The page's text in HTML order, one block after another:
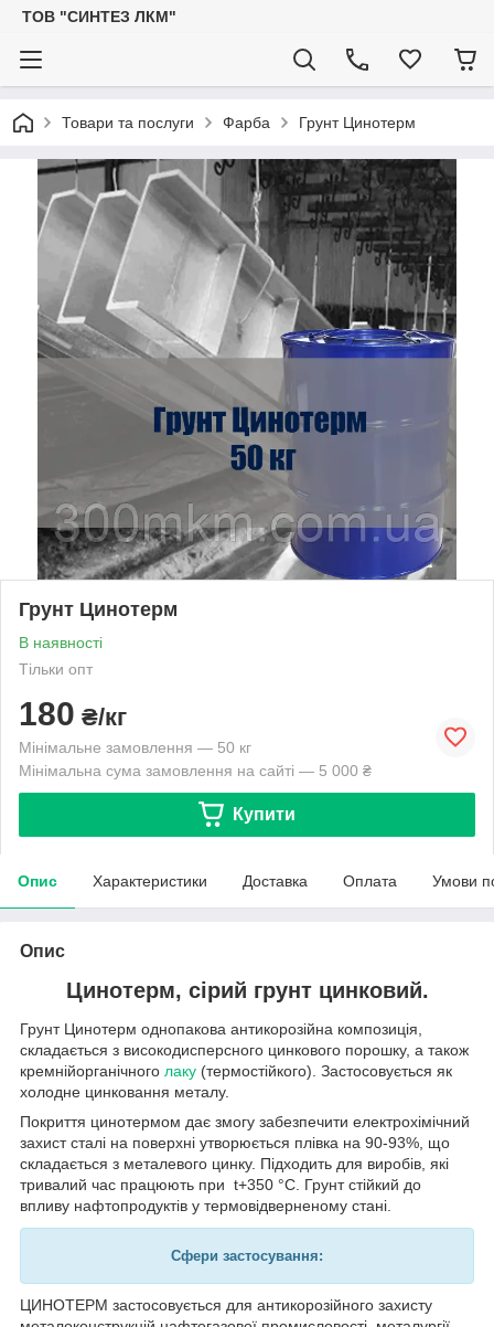
ТОВ "СИНТЕЗ ЛКМ"
Товари та послуги Фарба Грунт Цинотерм
Грунт Цинотерм
В наявності
Тільки опт
180 ₴/кг
Мінімальне замовлення — 50 кг
Мінімальна сума замовлення на сайті — 5 000 ₴
Купити
Опис Характеристики Доставка Оплата Умови
Опис
Цинотерм, сірий грунт цинковий.
Грунт Цинотерм однопакова антикорозійна композиція,
складається з високодисперсного цинкового порошку, а також
кремнійорганічного лаку (термостійкого). Застосовується як
холодне цинковання металу.
Покриття цинотермом дає змогу забезпечити електрохімічний
захист сталі на поверхні утворюється плівка на 90-93%, що
складається з металевого цинку. Підходить для виробів, які
тривалий час працюють при t+350 °C. Грунт стійкий до
впливу нафтопродуктів у термовідверненому стані.
Сфери застосування:
ЦИНОТЕРМ застосовується для антикорозійного захисту